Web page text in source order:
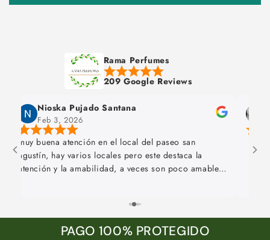
Rama Perfumes
209 Google Reviews
Nioska Pujado Santana
Feb 3, 2026
muy buena atención en el local del paseo san
agustín, hay varios locales pero este destaca la
atención y la amabilidad, a veces son poco amables
los aromas te quedan y perduran todo el día en el
cuerpo, muchas gracias 😊
PAGO 100% PROTEGIDO